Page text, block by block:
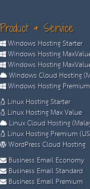
Product & Service
Windows Hosting Starter
Windows Hosting
Windows Hosting
Windows Cloud Hosting
Windows Hosting
Linux Hosting Starter
Linux Hosting Max Value
Linux Cloud Hosting
Linux Hosting Premium
WordPress Cloud Hosting
Business Email Economy
Business Email Standard
Business Email Premium